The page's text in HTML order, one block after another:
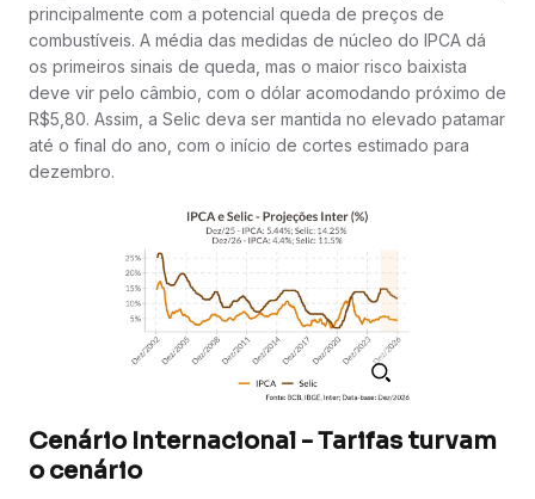
principalmente com a potencial queda de preços de
combustíveis. A média das medidas de núcleo do IPCA dá
os primeiros sinais de queda, mas o maior risco baixista
deve vir pelo câmbio, com o dólar acomodando próximo de
R$5,80. Assim, a Selic deva ser mantida no elevado patamar
até o final do ano, com o início de cortes estimado para
dezembro.
Cenário Internacional - Tarifas turvam
o cenário